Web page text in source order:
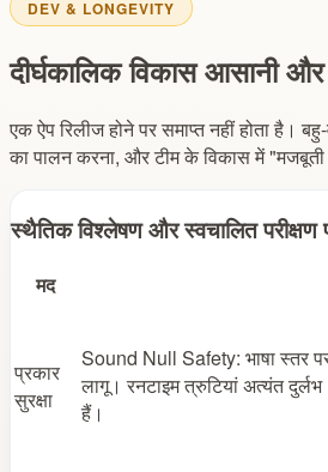
DEV & LONGEVITY
दीर्घकालिक विकास आसानी
एक ऐप रिलीज होने पर समाप्त नहीं होता है।
का पालन करना, और टीम के विकास में "मजबूती
स्थैतिक विश्लेषण और स्वचालित परीक्षण
मद
प्रकार
सुरक्षा
Sound Null Safety: भाषा स्तर
लागू। रनटाइम त्रुटियां अत्यंत दुर्लभ
हैं।